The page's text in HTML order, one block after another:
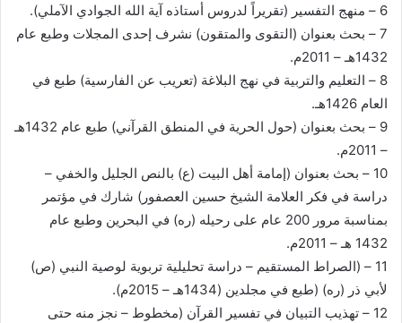
6 – منهج التفسير (تقريراً لدروس أستاذه آية الله الجوادي الآملي).
7 – بحث بعنوان (التقوى والمتقون) نشرف إحدى المجلات وطبع عام
1432هـ – 2011م.
8 – التعليم والتربية في نهج البلاغة (تعريب عن الفارسية) طبع في
العام 1426هـ.
9 – بحث بعنوان (حول الحرية في المنطق القرآني) طبع عام 1432هـ
– 2011م.
10 – بحث بعنوان (إمامة أهل البيت (ع) بالنص الجليل والخفي –
دراسة في فكر العلامة الشيخ حسين العصفور) شارك في مؤتمر
بمناسبة مرور 200 عام على رحيله (ره) في البحرين وطبع عام
1432 هـ – 2011م.
11 – (الصراط المستقيم – دراسة تحليلية تربوية لوصية النبي (ص)
لأبي ذر (ره) (طبع في مجلدين (1434هـ – 2015م).
12 – تهذيب التبيان في تفسير القرآن (مخطوط – نجز منه حتى